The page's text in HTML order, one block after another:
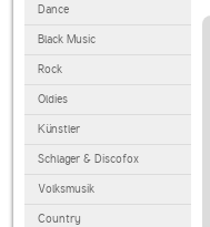
Dance
Black Music
Rock
Oldies
Künstler
Schlager & Discofox
Volksmusik
Country